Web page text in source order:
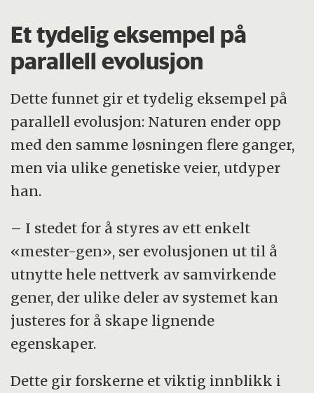
Et tydelig eksempel på
parallell evolusjon
Dette funnet gir et tydelig eksempel på
parallell evolusjon: Naturen ender opp
med den samme løsningen flere ganger,
men via ulike genetiske veier, utdyper
han.
– I stedet for å styres av ett enkelt
«mester-gen», ser evolusjonen ut til å
utnytte hele nettverk av samvirkende
gener, der ulike deler av systemet kan
justeres for å skape lignende
egenskaper.
Dette gir forskerne et viktig innblikk i